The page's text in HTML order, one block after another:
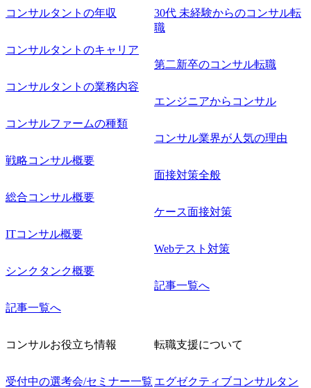
工程の経験 ・サブリーダー以上のマネジメント経験 ・お客
様との折衝経験、交渉経験 ・組織課題に対して主体的に業
務改善に取り組まれたご経験 ・アジャイル/スクラムへの興
味関心 ● 求める人物像 ・リーダーシップが取れる方/一人称
で主体的に動ける方 ・年齢にこだわらず、アドバイスを素
直に受け取れる方 ・推進力のある方
コンサルタントの年収
コンサルタントのキャリア
コンサルタントの業務内容
コンサルファームの種類
戦略コンサル概要
総合コンサル概要
ITコンサル概要
シンクタンク概要
記事一覧へ
30代 未経験からのコンサル転
職
第二新卒のコンサル転職
エンジニアからコンサル
コンサル業界が人気の理由
面接対策全般
ケース面接対策
Webテスト対策
記事一覧へ
コンサルお役立ち情報
受付中の選考会/セミナー一覧
転職支援について
エグゼクティブコンサルタン